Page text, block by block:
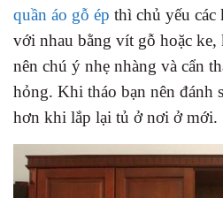
quần áo gỗ ép thì chủ yếu
với nhau bằng vít gỗ hoặc
nên chú ý nhẹ nhàng và cẩn
hỏng. Khi tháo bạn nên đánh
hơn khi lắp lại tủ ở nơi ở mới.